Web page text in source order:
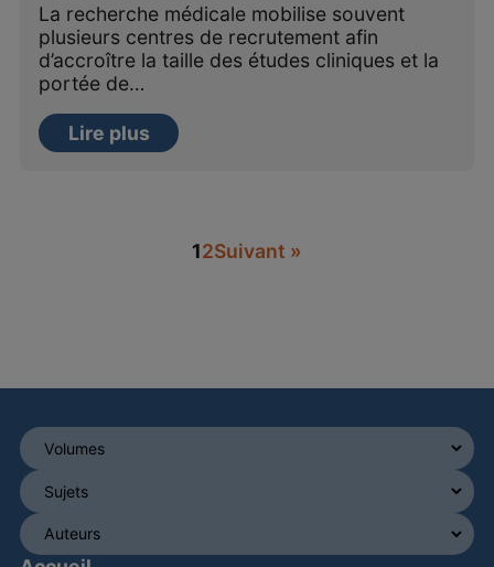
La recherche médicale mobilise souvent
plusieurs centres de recrutement afin
d’accroître la taille des études cliniques et la
portée de…
Lire plus
12Suivant »